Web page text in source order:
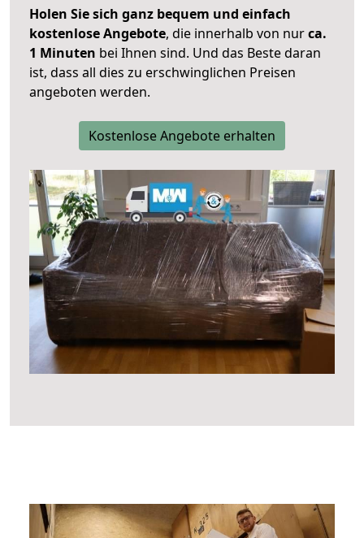
Holen Sie sich ganz bequem und einfach
kostenlose Angebote, die innerhalb von nurca.
1 Minuten bei Ihnen sind. Und das Beste daran
ist, dass all dies zu erschwinglichen Preisen
angeboten werden.
Kostenlose Angebote erhalten